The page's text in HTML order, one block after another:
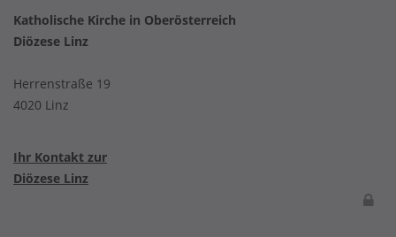
Katholische Kirche in Oberösterreich
Diözese Linz
Herrenstraße 19
4020 Linz
Ihr Kontakt zur
Diözese Linz